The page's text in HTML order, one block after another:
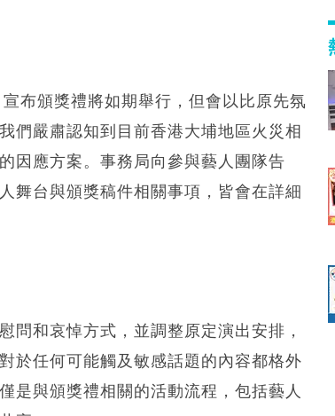
布頒獎禮將如期舉行，但會以比原先氛
們嚴肅認知到目前香港大埔地區火災相
因應方案。事務局向參與藝人團隊告
舞台與頒獎稿件相關事項，皆會在詳細
問和哀悼方式，並調整原定演出安排，
於任何可能觸及敏感話題的內容都格外
是與頒獎禮相關的活動流程，包括藝人